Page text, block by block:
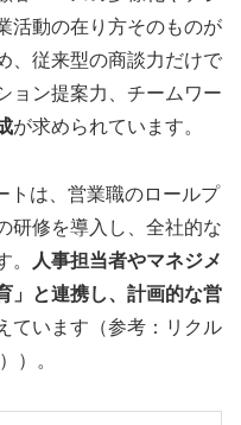
活動の在り方そのものが
、従来型の商談力だけで
ョン提案力、チームワー
が求められています。
トは、営業職のロールプ
研修を導入し、全社的な
。
人事担当者やマネジメ
」と連携し、計画的な営
ています（参考：リクル
）。